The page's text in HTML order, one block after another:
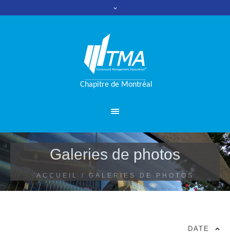
Galeries de photos
ACCUEIL / GALERIES DE PHOTOS
DATE